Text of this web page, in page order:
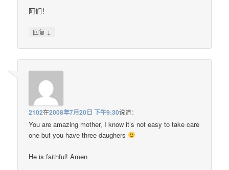
阿们！
回复 ↓
2102在2008年7月20日 下午9:30说道：
You are amazing mother, I know it’s not easy to take care
one but you have three daughers
He is faithful! Amen